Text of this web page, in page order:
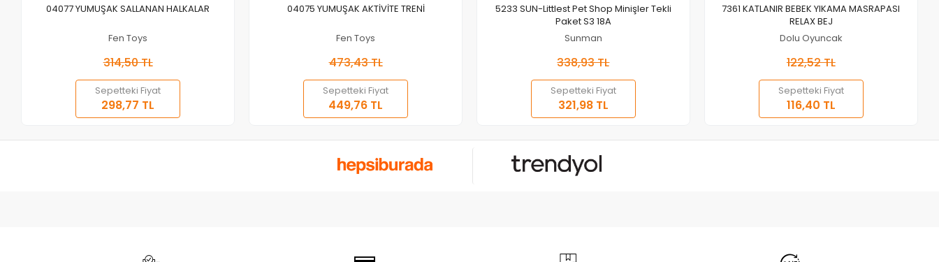
Sepete Ekle
04077 YUMUŞAK SALLANAN HALKALAR
Fen Toys
314,50 TL
Sepetteki Fiyat
298,77 TL
Sepete Ekle
04075 YUMUŞAK AKTİVİTE TRENİ
Fen Toys
473,43 TL
Sepetteki Fiyat
449,76 TL
Sepete Ekle
5233 SUN-Littlest Pet Shop Minişler Tekli
Paket S3 18A
Sunman
338,93 TL
Sepetteki Fiyat
321,98 TL
Sepete Ekle
7361 KATLANIR BEBEK YIKAMA MASRAPASI
RELAX BEJ
Dolu Oyuncak
122,52 TL
Sepetteki Fiyat
116,40 TL